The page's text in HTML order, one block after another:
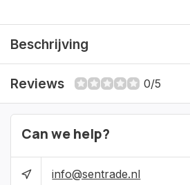
Beschrijving
Reviews 0/5
Can we help?
info@sentrade.nl